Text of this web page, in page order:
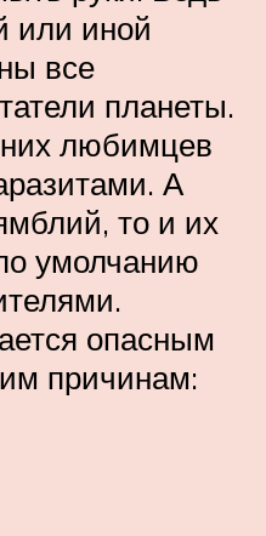
или иной
все
планеты.
любимцев
А
то и их
умолчанию
опасным
причинам: